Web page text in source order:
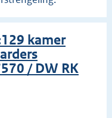
kamer
/ DW RK